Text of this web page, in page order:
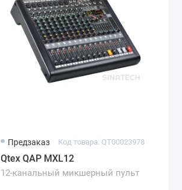
Предзаказ Код товара: QT00023978
Qtex QAP MXL12
12-канальный микшерный пульт